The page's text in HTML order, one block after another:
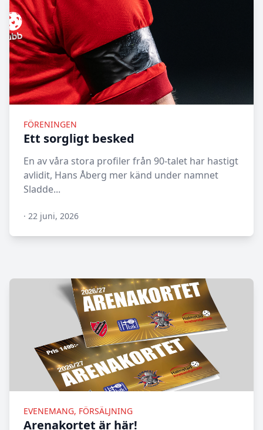
FÖRENINGEN
Ett sorgligt besked
En av våra stora profiler från 90-talet har hastigt
avlidit, Hans Åberg mer känd under namnet
Sladde...
N/A
· 22 juni, 2026
EVENEMANG, FÖRSÄLJNING
Arenakortet är här!